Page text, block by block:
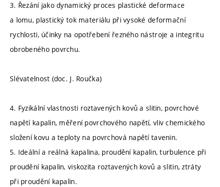
3. Řezání jako dynamický proces plastické deformace
a lomu, plastický tok materiálu při vysoké deformační
rychlosti, účinky na opotřebení řezného nástroje a integritu
obrobeného povrchu.
Slévatelnost (doc. J. Roučka)
4. Fyzikální vlastnosti roztavených kovů a slitin, povrchové
napětí kapalin, měření povrchového napětí, vliv chemického
složení kovu a teploty na povrchová napětí tavenin.
5. Ideální a reálná kapalina, proudění kapalin, turbulence při
proudění kapalin, viskozita roztavených kovů a slitin, ztráty
při proudění kapalin.